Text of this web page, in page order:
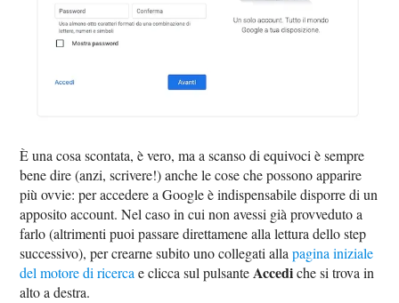
È una cosa scontata, è vero, ma a scanso di equivoci è sempre
bene dire (anzi, scrivere!) anche le cose che possono apparire
più ovvie: per accedere a Google è indispensabile disporre di un
apposito account. Nel caso in cui non avessi già provveduto a
farlo (altrimenti puoi passare direttamene alla lettura dello step
successivo), per crearne subito uno collegati allapagina iniziale
del motore di ricercae clicca sul pulsanteAccediche si trova in
alto a destra.